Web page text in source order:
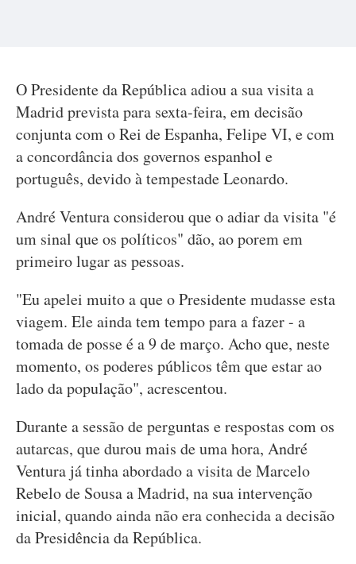
O Presidente da República adiou a sua visita a
Madrid prevista para sexta-feira, em decisão
conjunta com o Rei de Espanha, Felipe VI, e com
a concordância dos governos espanhol e
português, devido à tempestade Leonardo.
André Ventura considerou que o adiar da visita "é
um sinal que os políticos" dão, ao porem em
primeiro lugar as pessoas.
"Eu apelei muito a que o Presidente mudasse esta
viagem. Ele ainda tem tempo para a fazer - a
tomada de posse é a 9 de março. Acho que, neste
momento, os poderes públicos têm que estar ao
lado da população", acrescentou.
Durante a sessão de perguntas e respostas com os
autarcas, que durou mais de uma hora, André
Ventura já tinha abordado a visita de Marcelo
Rebelo de Sousa a Madrid, na sua intervenção
inicial, quando ainda não era conhecida a decisão
da Presidência da República.